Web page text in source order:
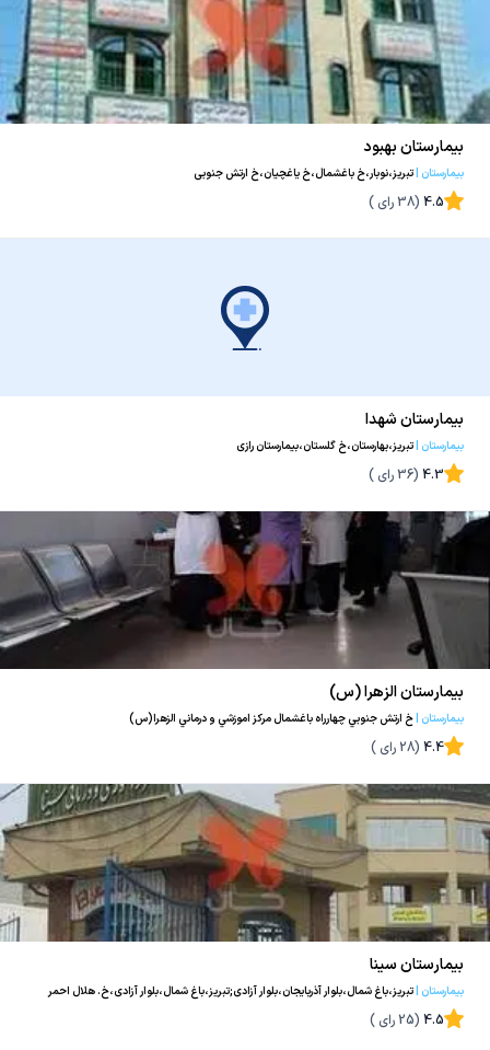
بیمارستان بهبود
بیمارستان |تبریز،نوبار،خ باغشمال،خ یاغچیان،خ ارتش جنوبی
4.5
(
38رای )
بیمارستان شهدا
بیمارستان |تبریز،بهارستان،خ گلستان،بیمارستان رازی
4.3
(
36رای )
بیمارستان الزهرا (س)
بیمارستان |خ ارتش جنوبي چهارراه باغشمال مركز اموزشي و درماني الزهرا(س)
4.4
(
28رای )
بیمارستان سینا
بیمارستان |تبریز،باغ شمال،بلوار آذربایجان،بلوار آزادی;تبریز،باغ شمال،بلوار آزادی،خ. هلال احمر
4.5
(
25رای )